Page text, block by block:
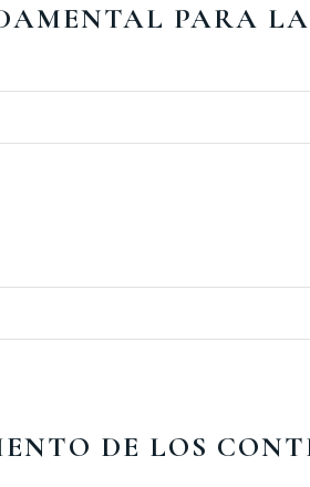
PARA
DE LOS